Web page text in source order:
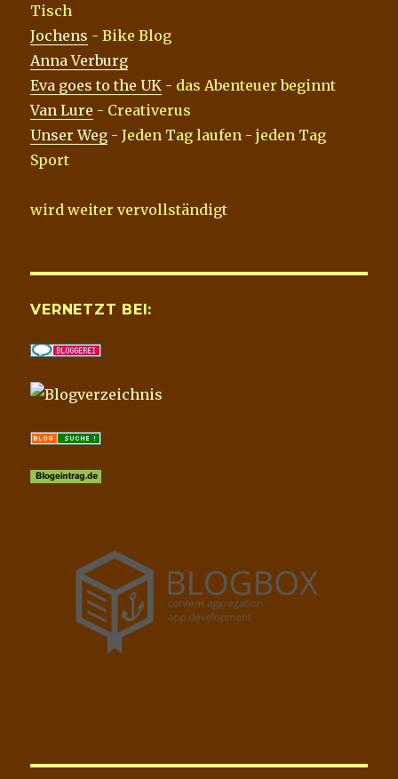
Tisch
Jochens - Bike Blog
Anna Verburg
Eva goes to the UK - das Abenteuer beginnt
Van Lure - Creativerus
Unser Weg - Jeden Tag laufen - jeden Tag
Sport
wird weiter vervollständigt
VERNETZT BEI: